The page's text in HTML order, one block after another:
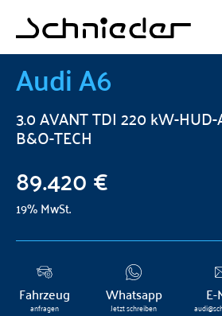
AudiA6
3.0 AVANT TDI 220 kW-HUD-
B&O-TECH
89.420 €
19% MwSt.
Fahrzeug
anfragen
Whatsapp
Jetzt schreiben